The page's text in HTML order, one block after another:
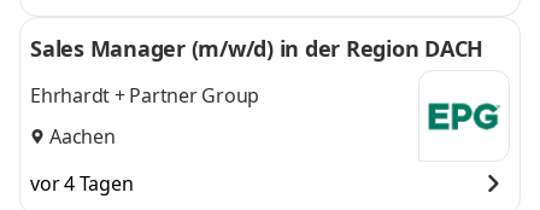
Sales Manager (m/w/d) in der Region DACH
Ehrhardt + Partner Group
Aachen
vor 4 Tagen